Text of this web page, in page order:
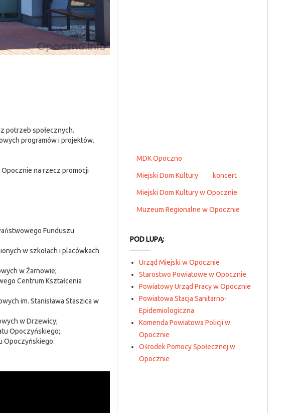
potrzeb społecznych.
programów i projektów.
na rzecz promocji
Funduszu
w szkołach i placówkach
w Żarnowie;
Centrum Kształcenia
im. Stanisława Staszica w
w Drzewicy;
Opoczyńskiego;
Opoczyńskiego.
MDK Opoczno
Miejski Dom Kultury koncert
Miejski Dom Kultury w Opocznie
Muzeum Regionalne w Opocznie
POD LUPĄ:
Urząd Miejski w Opocznie
Starostwo Powiatowe w Opocznie
Powiatowy Urząd Pracy w Opocznie
Powiatowa Stacja Sanitarno-
Epidemiologiczna
Komenda Powiatowa Policji w
Opocznie
Ośrodek Pomocy Społecznej w
Opocznie